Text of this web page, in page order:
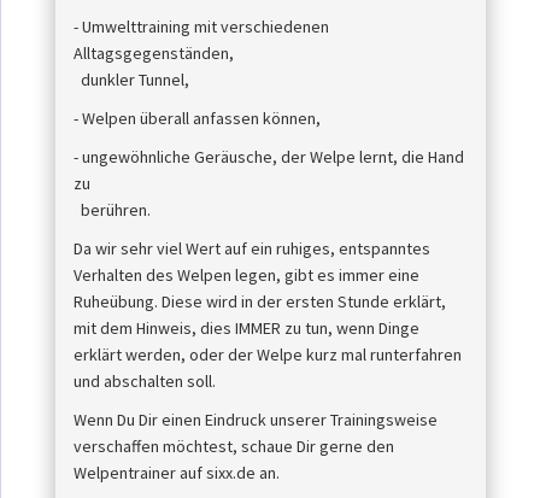
- Umwelttraining mit verschiedenen
Alltagsgegenständen,
dunkler Tunnel,
- Welpen überall anfassen können,
- ungewöhnliche Geräusche, der Welpe lernt, die Hand
zu
berühren.
Da wir sehr viel Wert auf ein ruhiges, entspanntes
Verhalten des Welpen legen, gibt es immer eine
Ruheübung. Diese wird in der ersten Stunde erklärt,
mit dem Hinweis, dies IMMER zu tun, wenn Dinge
erklärt werden, oder der Welpe kurz mal runterfahren
und abschalten soll.
Wenn Du Dir einen Eindruck unserer Trainingsweise
verschaffen möchtest, schaue Dir gerne den
Welpentrainer auf sixx.de an.